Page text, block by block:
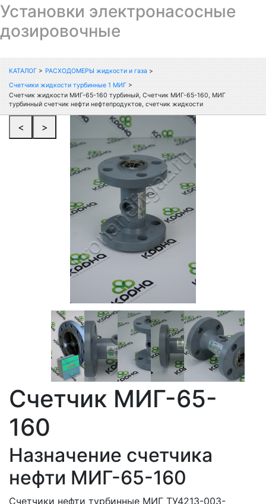
Установки электронасосные
дозировочные
КАТАЛОГ > РАСХОДОМЕРЫ жидкости и газа >
Счетчики жидкости турбинные 1 МИГ >
Счетчик жидкости МИГ-65-160 турбиный, Счетчик МИГ-65-160, МИГ
турбинный счетчик нефти нефтепродуктов, счетчик жидкости
< >
Счетчик МИГ-65-
160
Назначение счетчика
нефти МИГ-65-160
Счетчики нефти турбинные МИГ ТУ4213-003-